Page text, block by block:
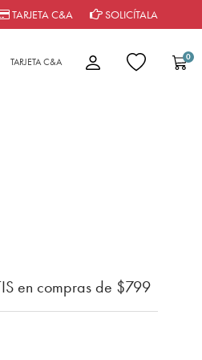
TARJETA C&A SOLICÍTALA
TARJETA C&A 0
en compras de $799